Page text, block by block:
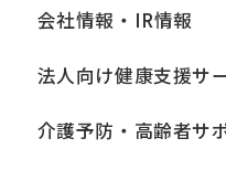
会社情報・IR情報
法人向け健康支援サ
介護予防・高齢者サ